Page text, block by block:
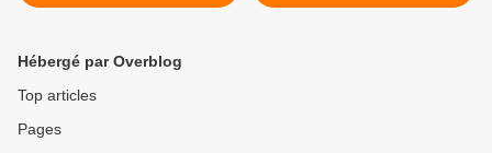
Hébergé par Overblog
Top articles
Pages